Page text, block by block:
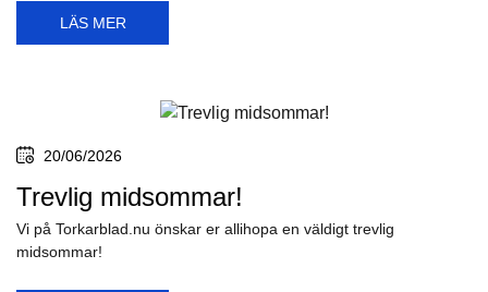
LÄS MER
20/06/2026
Trevlig midsommar!
Vi på Torkarblad.nu önskar er allihopa en väldigt trevlig
midsommar!